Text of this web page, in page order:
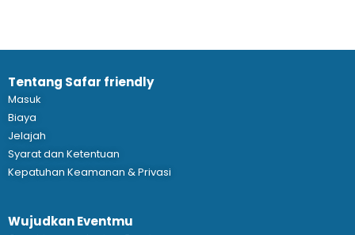
Tentang Safar friendly
Masuk
Biaya
Jelajah
Syarat dan Ketentuan
Kepatuhan Keamanan & Privasi
Wujudkan Eventmu